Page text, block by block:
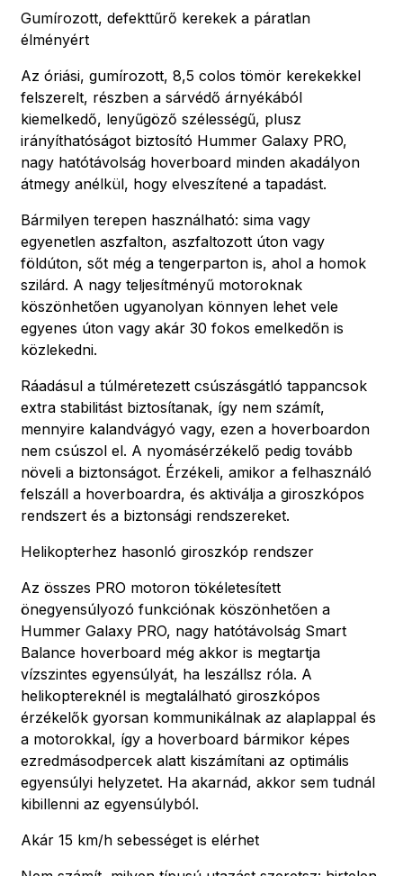
Gumírozott, defekttűrő kerekek a páratlan
élményért
Az óriási, gumírozott, 8,5 colos tömör kerekekkel
felszerelt, részben a sárvédő árnyékából
kiemelkedő, lenyűgöző szélességű, plusz
irányíthatóságot biztosító Hummer Galaxy PRO,
nagy hatótávolság hoverboard minden akadályon
átmegy anélkül, hogy elveszítené a tapadást.
Bármilyen terepen használható: sima vagy
egyenetlen aszfalton, aszfaltozott úton vagy
földúton, sőt még a tengerparton is, ahol a homok
szilárd. A nagy teljesítményű motoroknak
köszönhetően ugyanolyan könnyen lehet vele
egyenes úton vagy akár 30 fokos emelkedőn is
közlekedni.
Ráadásul a túlméretezett csúszásgátló tappancsok
extra stabilitást biztosítanak, így nem számít,
mennyire kalandvágyó vagy, ezen a hoverboardon
nem csúszol el. A nyomásérzékelő pedig tovább
növeli a biztonságot. Érzékeli, amikor a felhasználó
felszáll a hoverboardra, és aktiválja a giroszkópos
rendszert és a biztonsági rendszereket.
Helikopterhez hasonló giroszkóp rendszer
Az összes PRO motoron tökéletesített
önegyensúlyozó funkciónak köszönhetően a
Hummer Galaxy PRO, nagy hatótávolság Smart
Balance hoverboard még akkor is megtartja
vízszintes egyensúlyát, ha leszállsz róla. A
helikoptereknél is megtalálható giroszkópos
érzékelők gyorsan kommunikálnak az alaplappal és
a motorokkal, így a hoverboard bármikor képes
ezredmásodpercek alatt kiszámítani az optimális
egyensúlyi helyzetet. Ha akarnád, akkor sem tudnál
kibillenni az egyensúlyból.
Akár 15 km/h sebességet is elérhet